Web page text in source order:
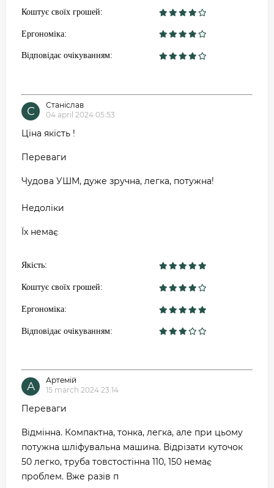
Коштує своїх грошей:
Ергономіка:
Відповідає очікуванням:
С
Станіслав
04 april 2024 05:53
Ціна якість !
Переваги
Чудова УШМ, дуже зручна, легка, потужна!
Недоліки
Їх немає
Якість:
Коштує своїх грошей:
Ергономіка:
Відповідає очікуванням:
А
Артемій
15 march 2024 23:14
Переваги
Відмінна. Компактна, тонка, легка, але при цьому
потужна шліфувальна машина. Відрізати куточок
50 легко, труба товстостінна 110, 150 немає
проблем. Вже разів п